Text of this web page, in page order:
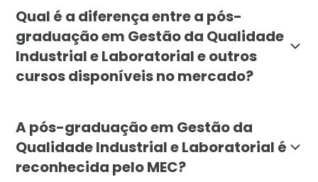
Qual é a diferença entre a pós-
graduação em Gestão da Qualidade
Industrial e Laboratorial e outros
cursos disponíveis no mercado?
A pós-graduação em Gestão da
Qualidade Industrial e Laboratorial é
reconhecida pelo MEC?